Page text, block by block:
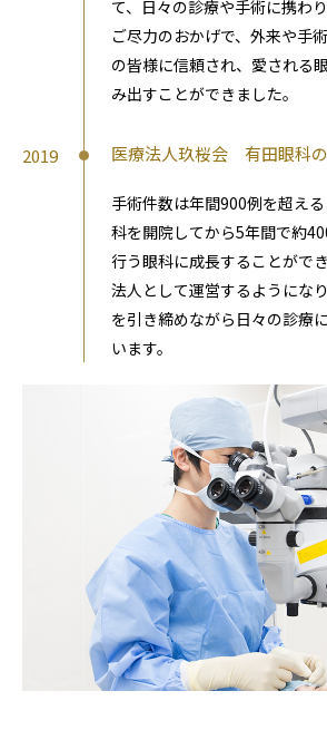
て、日々の診療や手術に携わ
ご尽力のおかげで、外来や手
の皆様に信頼され、愛される
み出すことができました。
2019 医療法人玖桜会 有田眼科
手術件数は年間900例を超え
科を開院してから5年間で約
行う眼科に成長することがで
法人として運営するようにな
を引き締めながら日々の診療
います。